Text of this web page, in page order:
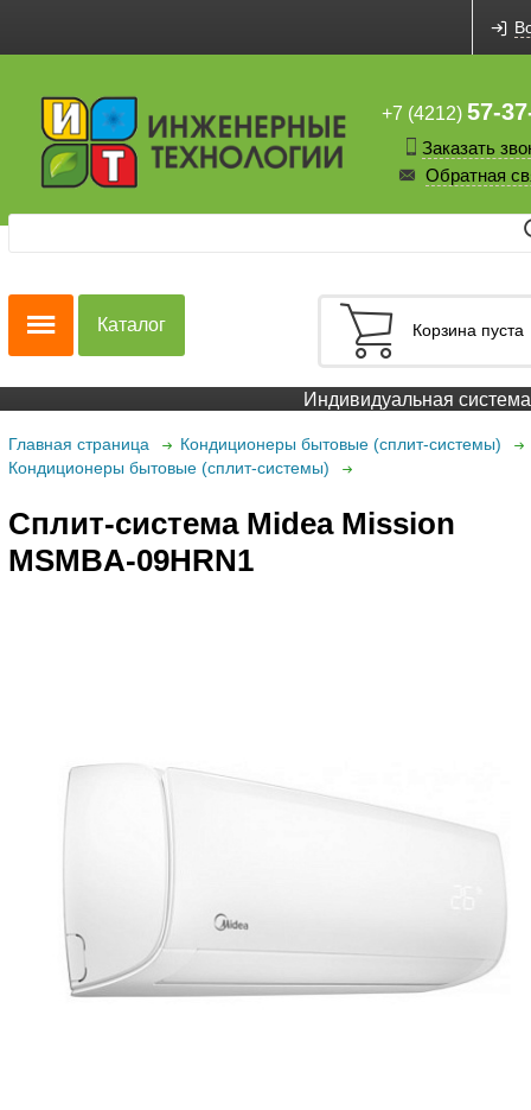
+7 (4212) 57-
Заказать
Обратная
Корзина пуста
Каталог
Индивидуальная система
Главная страница
Кондиционеры бытовые (сплит-системы)
Кондиционеры бытовые (сплит-системы)
Cплит-система Midea Mission
MSMBA-09HRN1